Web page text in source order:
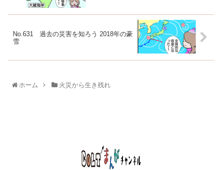
No.631 過去の災害を知ろう 2018年の豪
雪
ホーム 火災から生き残れ